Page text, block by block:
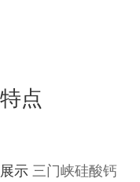
点
示 三门峡硅酸钙